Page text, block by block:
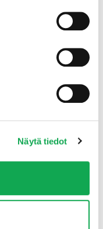
Näytä tiedot